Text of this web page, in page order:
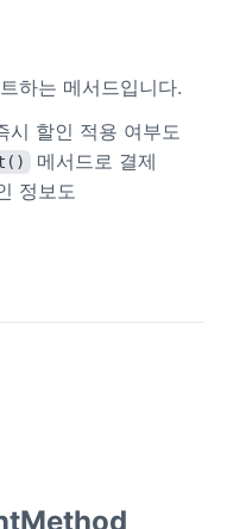
하는 메서드입니다.
시 할인 적용 여부도
메서드로 결제
정보도